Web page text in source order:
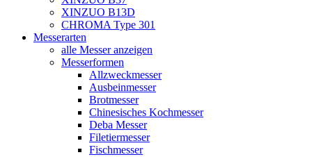
XINZUO B13D
CHROMA Type 301
Messerarten
alle Messer anzeigen
Messerformen
Allzweckmesser
Ausbeinmesser
Brotmesser
Chinesisches Kochmesser
Deba Messer
Filetiermesser
Fischmesser